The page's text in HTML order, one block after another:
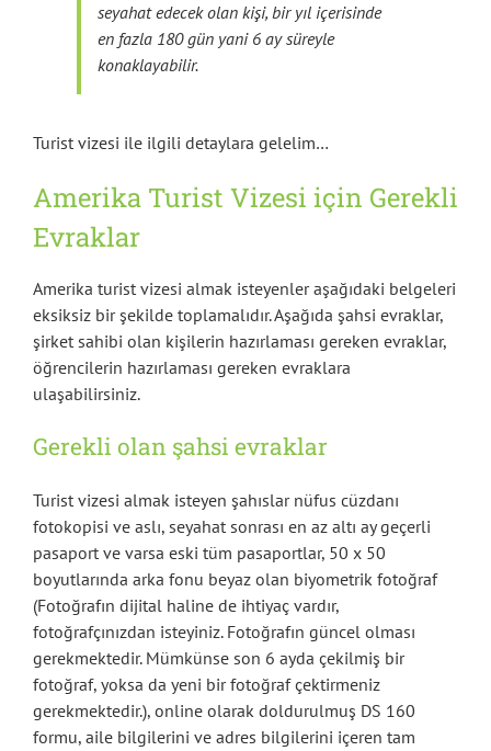
seyahat edecek olan kişi, bir yıl içerisinde
en fazla 180 gün yani 6 ay süreyle
konaklayabilir.
Turist vizesi ile ilgili detaylara gelelim…
Amerika Turist Vizesi için Gerekli
Evraklar
Amerika turist vizesi almak isteyenler aşağıdaki belgeleri
eksiksiz bir şekilde toplamalıdır. Aşağıda şahsi evraklar,
şirket sahibi olan kişilerin hazırlaması gereken evraklar,
öğrencilerin hazırlaması gereken evraklara
ulaşabilirsiniz.
Gerekli olan şahsi evraklar
Turist vizesi almak isteyen şahıslar nüfus cüzdanı
fotokopisi ve aslı, seyahat sonrası en az altı ay geçerli
pasaport ve varsa eski tüm pasaportlar, 50 x 50
boyutlarında arka fonu beyaz olan biyometrik fotoğraf
(Fotoğrafın dijital haline de ihtiyaç vardır,
fotoğrafçınızdan isteyiniz. Fotoğrafın güncel olması
gerekmektedir. Mümkünse son 6 ayda çekilmiş bir
fotoğraf, yoksa da yeni bir fotoğraf çektirmeniz
gerekmektedir.), online olarak doldurulmuş DS 160
formu, aile bilgilerini ve adres bilgilerini içeren tam